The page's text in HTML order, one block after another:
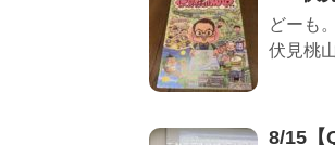
どーも
伏見桃
8/15【